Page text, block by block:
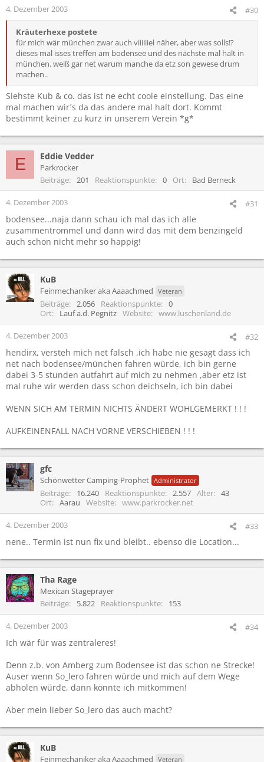
4. Dezember 2003 #30
Kräuterhexe postete
für mich wär münchen zwar auch viiiiiiel näher, aber was solls!?
dieses mal isses treffen am bodensee und des nächste mal halt in
münchen. weiß gar net warum manche da etz son gewese drum
machen..
Siehste Kub & co. das ist ne echt coole einstellung. Das eine
mal machen wir´s da das andere mal halt dort. Kommt
bestimmt keiner zu kurz in unserem Verein *g*
E Eddie Vedder
Parkrocker
Beiträge
201 Reaktionspunkte 0 Ort Bad Berneck
4. Dezember 2003 #31
bodensee...naja dann schau ich mal das ich alle
zusammentrommel und dann wird das mit dem benzingeld
auch schon nicht mehr so happig!
KuB
Feinmechaniker aka Aaaachmed Veteran
Beiträge 2.056 Reaktionspunkte
0
Ort
Lauf a.d. Pegnitz Website www.luschenland.de
4. Dezember 2003 #32
hendirx, versteh mich net falsch ,ich habe nie gesagt dass ich
net nach bodensee/münchen fahren würde, ich bin gerne
dabei 3-5 stunden autfahrt auf mich zu nehmen ,aber etz ist
mal ruhe wir werden dass schon deichseln, ich bin dabei
WENN SICH AM TERMIN NICHTS ÄNDERT WOHLGEMERKT ! ! !
AUFKEINENFALL NACH VORNE VERSCHIEBEN ! ! !
gfc
Schönwetter Camping-Prophet Administrator
Beiträge 16.240 Reaktionspunkte 2.557 Alter
43
Ort
Aarau Website www.parkrocker.net
4. Dezember 2003 #33
nene.. Termin ist nun fix und bleibt.. ebenso die Location...
Tha Rage
Mexican Stageprayer
Beiträge
5.822 Reaktionspunkte 153
4. Dezember 2003 #34
Ich wär für was zentraleres!
Denn z.b. von Amberg zum Bodensee ist das schon ne Strecke!
Auser wenn So_lero fahren würde und mich auf dem Wege
abholen würde, dann könnte ich mitkommen!
Aber mein lieber So_lero das auch macht?
KuB
Feinmechaniker aka Aaaachmed Veteran